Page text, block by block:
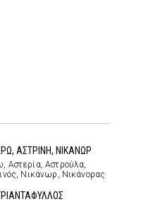
ΑΣΤΡΙΝΗ, ΝΙΚΑΝΩΡ
Αστερία, Αστρούλα,
Νικάνωρ, Νικάνορας